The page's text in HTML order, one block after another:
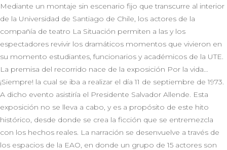
Mediante un montaje sin escenario fijo que transcurre al interior
de la Universidad de Santiago de Chile, los actores de la
compañía de teatro La Situación permiten a las y los
espectadores revivir los dramáticos momentos que vivieron en
su momento estudiantes, funcionarios y académicos de la UTE.
La premisa del recorrido nace de la exposición Por la vida…
¡Siempre! la cual se iba a realizar el día 11 de septiembre de 1973.
A dicho evento asistiría el Presidente Salvador Allende. Esta
exposición no se lleva a cabo, y es a propósito de este hito
histórico, desde donde se crea la ficción que se entremezcla
con los hechos reales. La narración se desenvuelve a través de
los espacios de la EAO, en donde un grupo de 15 actores son